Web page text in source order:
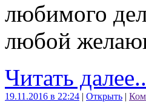
любимого
любой
Читать
19.11.2016 в 22:24 | Открыть |